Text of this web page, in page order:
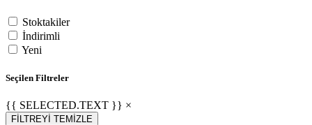
Stoktakiler
İndirimli
Yeni
Seçilen Filtreler
{{ SELECTED.TEXT }} ×
FİLTREYİ TEMİZLE